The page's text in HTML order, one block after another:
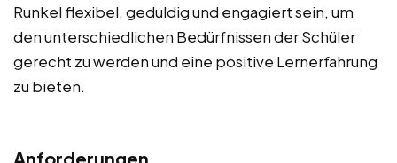
Runkel flexibel, geduldig und engagiert sein, um
den unterschiedlichen Bedürfnissen der Schüler
gerecht zu werden und eine positive Lernerfahrung
zu bieten.
Anforderungen